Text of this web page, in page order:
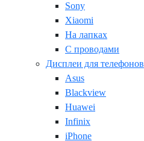
Sony
Xiaomi
На лапках
С проводами
Дисплеи для телефонов
Asus
Blackview
Huawei
Infinix
iPhone